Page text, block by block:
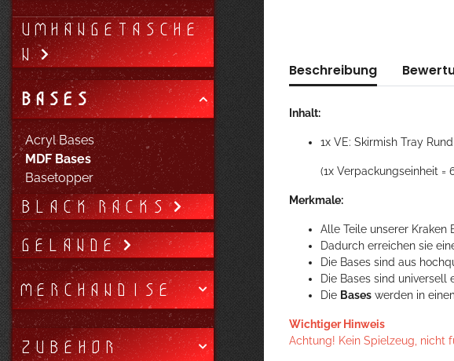
Beschreibung
Inhalt:
1x VE: Skirmish Tray
(1x Verpackungseinheit =
Merkmale:
Alle Teile unserer Kraken
Dadurch erreichen sie
Die Bases sind aus
Die Bases sind universell
Die Bases werden in
Wichtiger Hinweis
Achtung! Kein Spielzeug, nicht
UMHÄNGETASCHE
N
BASES
Acryl Bases
MDF Bases
Basetopper
BLACK RACKS
GELÄNDE
MERCHANDISE
ZUBEHÖR